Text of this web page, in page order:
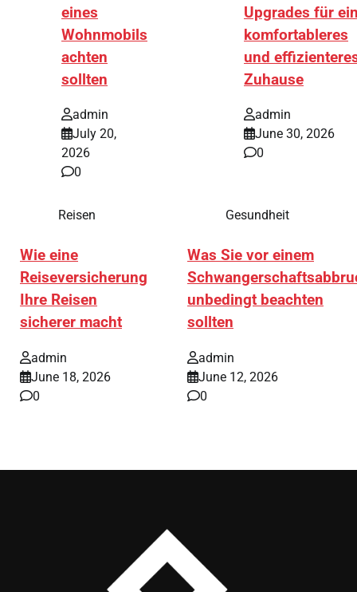
eines
Wohnmobils
achten
sollten
admin
July 20,
2026
0
Upgrades für
komfortableres
und
Zuhause
admin
June 30, 2026
0
Reisen
Wie eine
Reiseversicherung
Ihre Reisen
sicherer macht
admin
June 18, 2026
0
Gesundheit
Was Sie vor einem
unbedingt beachten
sollten
admin
June 12, 2026
0